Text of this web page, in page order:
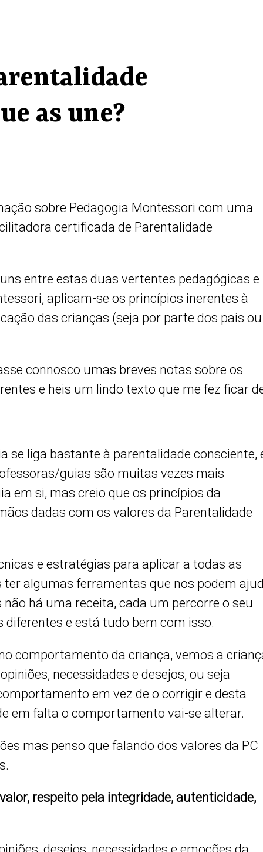
as une?
sobre Pedagogia Montessori com uma
certificada de Parentalidade
entre estas duas vertentes pedagógicas e
aplicam-se os princípios inerentes à
das crianças (seja por parte dos pais ou
connosco umas breves notas sobre os
e heis um lindo texto que me fez ficar
se liga bastante à parentalidade consciente,
guias são muitas vezes mais
em si, mas creio que os princípios da
dadas com os valores da Parentalidade
e estratégias para aplicar a todas as
algumas ferramentas que nos podem
há uma receita, cada um percorre o seu
e está tudo bem com isso.
comportamento da criança, vemos a
necessidades e desejos, ou seja
em vez de o corrigir e desta
em falta o comportamento vai-se alterar.
mas penso que falando dos valores da PC
respeito pela integridade, autenticidade,